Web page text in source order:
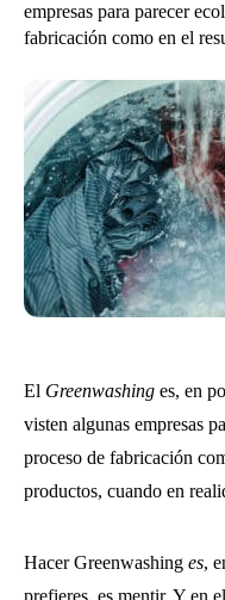
empresas para parecer
fabricación como en el
El Greenwashing es, en
visten algunas empresas
proceso de fabricación
productos, cuando en
Hacer Greenwashing es,
prefieres, es mentir. Y en